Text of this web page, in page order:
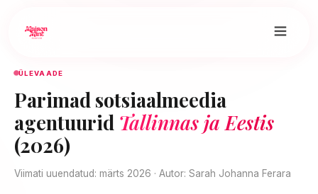
ÜLEVAADE
Parimad sotsiaalmeedia
agentuurid Tallinnas ja Eestis
(2026)
Viimati uuendatud: märts 2026 · Autor: Sarah Johanna Ferara